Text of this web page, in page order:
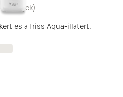
és a friss Aqua-illatért.